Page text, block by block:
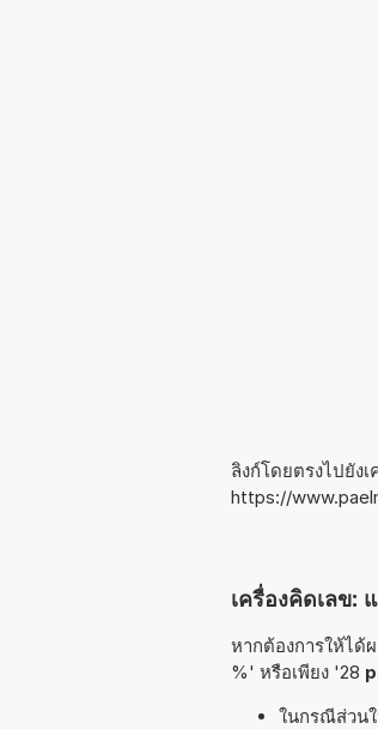
ลิงก์โดยตรงไปยัง
https://
เครื่องคิดเลข:
หากต้องการให้ได้
%' หรือเพียง '28
ในกรณีส่วน